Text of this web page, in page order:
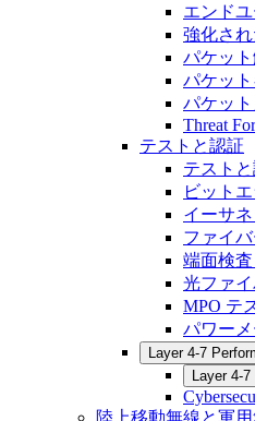
エンド
強化さ
パケッ
パケッ
パケッ
Threat
テストと認証
テスト
ビット
イーサ
ファイ
端面検
光ファ
MPO テ
パワー
Layer 4-7
Layer 4-